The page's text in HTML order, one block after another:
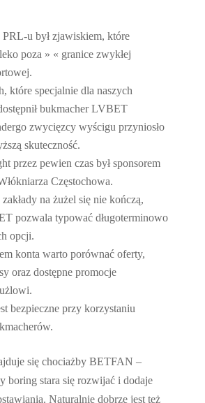
u był zjawiskiem, które
poza » « granice zwykłej
które specjalnie dla naszych
bukmacher LVBET
zwycięzcy wyścigu przyniosło
skuteczność.
przez pewien czas był sponsorem
Częstochowa.
na żużel się nie kończą,
pozwala typować długoterminowo
opcji.
konta warto porównać oferty,
oraz dostępne promocje
bezpieczne przy korzystaniu
się chociażby BETFAN –
boring stara się rozwijać i dodaje
Naturalnie dobrze jest też